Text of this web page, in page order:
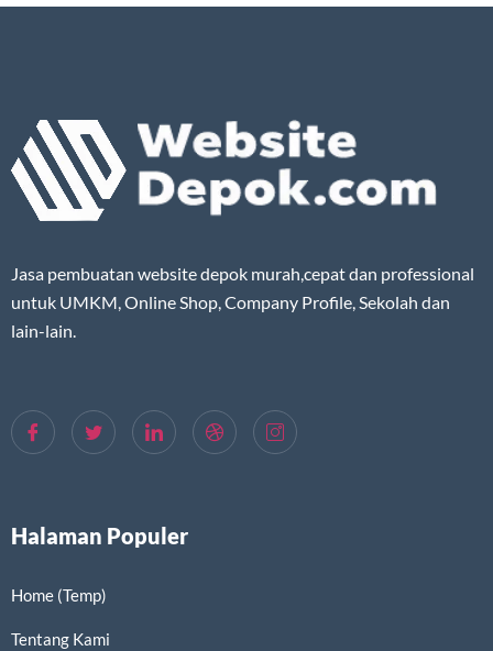
Jasa pembuatan website depok murah,cepat dan professional
untuk UMKM, Online Shop, Company Profile, Sekolah dan
lain-lain.
Halaman Populer
Home (Temp)
Tentang Kami